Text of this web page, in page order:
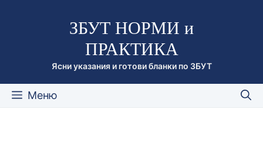
съдържаниетоЗБУТ НОРМИ и
ПРАКТИКА
Ясни указания и готови бланки по ЗБУТ
Меню